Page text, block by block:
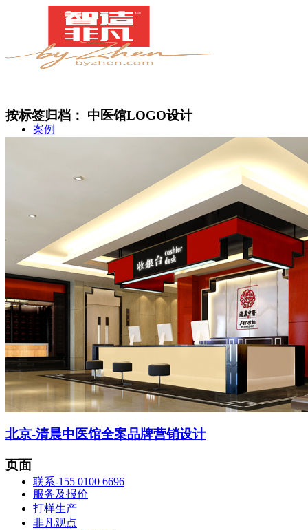
案例
简介
甄知灼见
智造中心
联系-155 0100 6696
按标签归档： 中医馆LOGO设计
北京-清晨中医馆全案品牌营销设计
页面
服务及报价
打样生产
非凡观点